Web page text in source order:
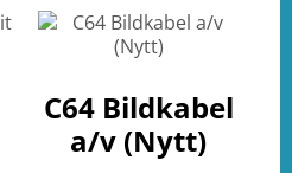
C64 Bildkabel
a/v (Nytt)